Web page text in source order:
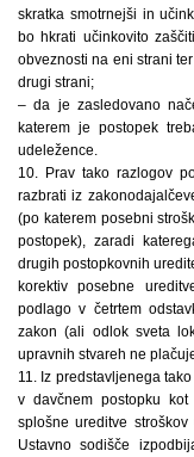
skratka smotrnejši in
bo hkrati učinkovito
obveznosti na eni strani
drugi strani;
– da je zasledovano
katerem je postopek
udeležence.
10. Prav tako razlogov
razbrati iz
(po katerem posebni
postopek), zaradi
drugih postopkovnih
korektiv posebne
podlago v četrtem
zakon (ali odlok sveta
upravnih stvareh ne
11. Iz predstavljenega
v davčnem postopku
splošne ureditve
Ustavno sodišče